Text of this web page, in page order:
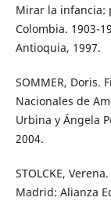
Mirar la infancia:
Colombia. 1903-
Antioquia, 1997.
SOMMER, Doris.
Nacionales de
Urbina y Ángela
2004.
STOLCKE,
Madrid: Alianza